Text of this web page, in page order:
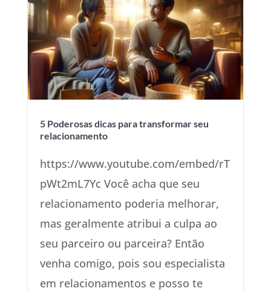
5 Poderosas dicas para transformar seu
relacionamento
https://www.youtube.com/embed/rT
pWt2mL7Yc Você acha que seu
relacionamento poderia melhorar,
mas geralmente atribui a culpa ao
seu parceiro ou parceira? Então
venha comigo, pois sou especialista
em relacionamentos e posso te